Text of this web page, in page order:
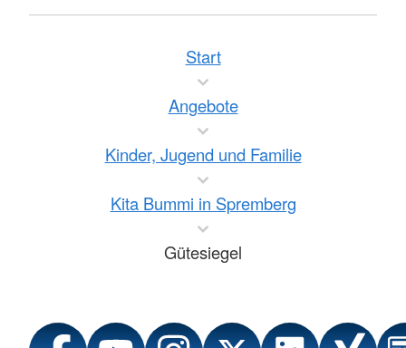
Start
Angebote
Kinder, Jugend und Familie
Kita Bummi in Spremberg
Gütesiegel